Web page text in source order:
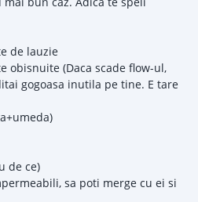
de lauzie
obisnuite (Daca scade flow-ul,
gogoasa inutila pe tine. E tare
de ce)
sa poti merge cu ei si